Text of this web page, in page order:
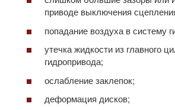
приводе выключения
попадание воздуха в систему
утечка жидкости из главного
гидропривода;
ослабление заклепок;
деформация дисков;